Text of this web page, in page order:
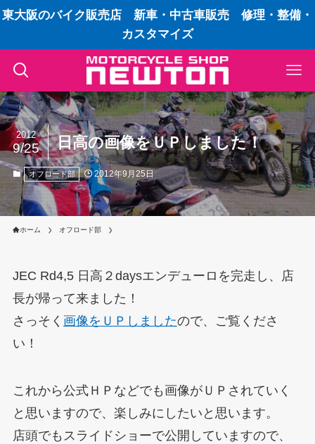
東大阪のバイク販売店 新車・中古車販売 修理・整備・
カスタマイズ
日高の画像をＵＰしました！
2012
9/25
オフロード部 2012年9月25日
ホーム オフロード部
JEC Rd4,5 日高２daysエンデューロを完走し、店
長が帰って来ました！
さっそく 画像をＵＰしましたので、ご覧くださ
い！
これから公式ＨＰなどでも画像がＵＰされていく
と思いますので、楽しみにしたいと思います。
店頭でもスライドショーで公開していますので、